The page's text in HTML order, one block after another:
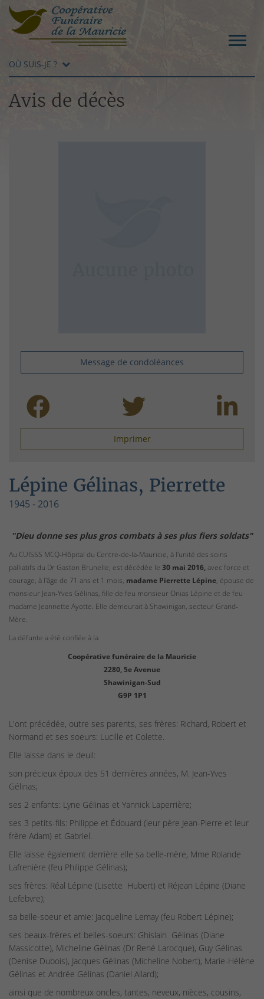
OÙ SUIS-JE ?
Avis de décès
Message de condoléances
Imprimer
Lépine Gélinas, Pierrette
1945 - 2016
"Dieu donne ses plus gros combats à ses plus fiers soldats"
Au CUISSS MCQ-Hôpital du Centre-de-la-Mauricie, à l'unité des soins
palliatifs du Dr Gaston Brunelle, est décédée le 30 mai 2016,avec force et
courage, à l'âge de 71 ans et 1 mois, madame Pierrette Lépine, épouse de
monsieur Jean-Yves Gélinas, fille de feu monsieur Onias Lépine et de feu
madame Jeannette Ayotte. Elle demeurait à Shawinigan, secteur Grand-
Mère.
La défunte a été confiée à la
Coopérative funéraire de la Mauricie
2280, 5e Avenue
Shawinigan-Sud
G9P 1P1
L'ont précédée, outre ses parents, ses frères: Richard, Robert et
Normand et ses soeurs: Lucille et Colette.
Elle laisse dans le deuil:
son précieux époux des 51 dernières années, M. Jean-Yves
Gélinas;
ses 2 enfants: Lyne Gélinas et Yannick Laperrière;
ses 3 petits-fils: Philippe et Édouard (leur père Jean-Pierre et leur
frère Adam) et Gabriel.
Elle laisse également derrière elle sa belle-mère, Mme Rolande
Lafrenière (feu Philippe Gélinas);
ses frères: Réal Lépine (Lisette Hubert) et Réjean Lépine (Diane
Lefebvre);
sa belle-soeur et amie: Jacqueline Lemay (feu Robert Lépine);
ses beaux-frères et belles-soeurs: Ghislain Gélinas (Diane
Massicotte), Micheline Gélinas (Dr René Larocque), Guy Gélinas
(Denise Dubois), Jacques Gélinas (Micheline Nobert), Marie-Hélène
Gélinas et Andrée Gélinas (Daniel Allard);
ainsi que de nombreux oncles, tantes, neveux, nièces, cousins,